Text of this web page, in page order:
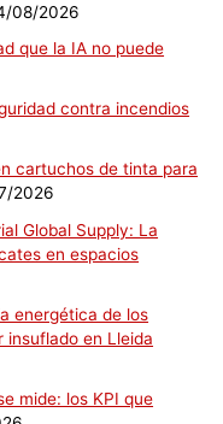
08/2026
que la IA no puede
contra incendios
cartuchos de tinta para
2026
Global Supply: La
en espacios
energética de los
insuflado en Lleida
mide: los KPI que